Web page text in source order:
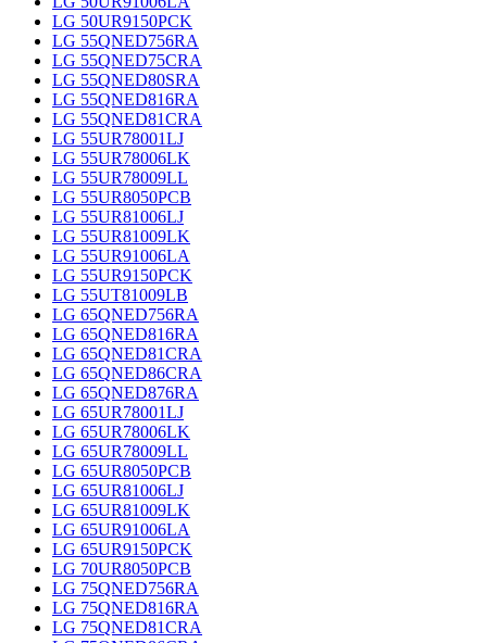
LG 50UR9150PCK
LG 55QNED756RA
LG 55QNED75CRA
LG 55QNED80SRA
LG 55QNED816RA
LG 55QNED81CRA
LG 55UR78001LJ
LG 55UR78006LK
LG 55UR78009LL
LG 55UR8050PCB
LG 55UR81006LJ
LG 55UR81009LK
LG 55UR91006LA
LG 55UR9150PCK
LG 55UT81009LB
LG 65QNED756RA
LG 65QNED816RA
LG 65QNED81CRA
LG 65QNED86CRA
LG 65QNED876RA
LG 65UR78001LJ
LG 65UR78006LK
LG 65UR78009LL
LG 65UR8050PCB
LG 65UR81006LJ
LG 65UR81009LK
LG 65UR91006LA
LG 65UR9150PCK
LG 70UR8050PCB
LG 75QNED756RA
LG 75QNED816RA
LG 75QNED81CRA